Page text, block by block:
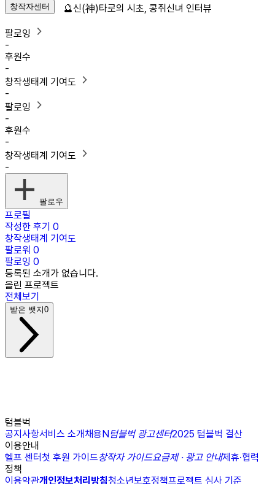
창작자센터
팔로잉
-
후원수
-
창작생태계 기여도
-
팔로잉
-
후원수
-
창작생태계 기여도
-
팔로우
프로필
작성한 후기 0
창작생태계 기여도
팔로워 0
팔로잉 0
등록된 소개가 없습니다.
올린 프로젝트
전체보기
받은 뱃지0
텀블벅
공지사항서비스 소개채용N텀블벅 광고센터2025 텀블벅 결산
이용안내
헬프 센터첫 후원 가이드창작자 가이드요금제 · 광고 안내제휴·협력
정책
이용약관개인정보처리방침청소년보호정책프로젝트 심사 기준
🔮신(神)타로의 시초, 콩쥐신녀 인터뷰